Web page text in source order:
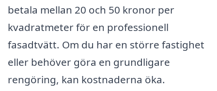
betala mellan 20 och 50 kronor per
kvadratmeter för en professionell
fasadtvätt. Om du har en större fastighet
eller behöver göra en grundligare
rengöring, kan kostnaderna öka.